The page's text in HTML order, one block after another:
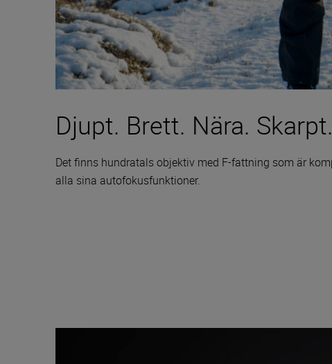
Djupt. Brett. Nära. Skarpt.
Det finns hundratals objektiv med F-fattning som är
alla sina autofokusfunktioner.